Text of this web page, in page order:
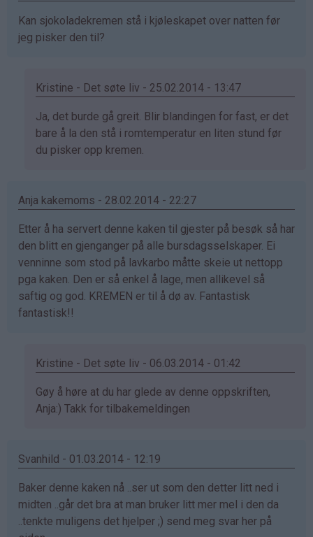
(ikke
bekreftet)
Kan sjokoladekremen stå i kjøleskapet over natten før
jeg pisker den til?
Kristine - Det søte liv - 25.02.2014 - 13:47
Som
svar
på
Mari
bekreftet)
Ja, det burde gå greit. Blir blandingen for fast, er det
bare å la den stå i romtemperatur en liten stund før
du pisker opp kremen.
Anja kakemoms - 28.02.2014 - 22:27
Etter å ha servert denne kaken til gjester på besøk så har
den blitt en gjenganger på alle bursdagsselskaper. Ei
venninne som stod på lavkarbo måtte skeie ut nettopp
pga kaken. Den er så enkel å lage, men allikevel så
saftig og god. KREMEN er til å dø av. Fantastisk
fantastisk!!
Kristine - Det søte liv - 06.03.2014 - 01:42
Som
svar
Anja
(ikke
bekreftet)
Gøy å høre at du har glede av denne oppskriften,
Anja:) Takk for tilbakemeldingen
Svanhild - 01.03.2014 - 12:19
Baker denne kaken nå ..ser ut som den detter litt ned i
midten ..går det bra at man bruker litt mer mel i den da
..tenkte muligens det hjelper ;) send meg svar her på